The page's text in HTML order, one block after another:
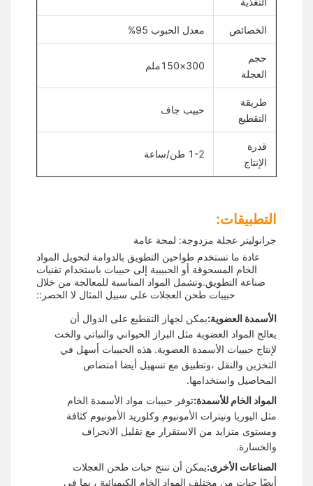
الخصائص معدل الحبوب 95%
العجلة
طريقة
التقطيع
حبيب جاف
التطبيقات:
جرانوليتر عجلة مزدوجة: لمحة عامة
عادة ما تستخدم طواحين التطويق بالدوامة لتحويل المواد
الخام المسحوقة أو الحبيبية إلى حبيبات باستخدام تقنيات
صناعة التطويق.وتشمل المواد المناسبة للمعالجة من خلال
حبيبات طحن العجلات على سبيل المثال لا الحصر::
الأسمدة العضوية:يمكن لجهاز التقطيع على الدوال أن
يعالج المواد العضوية مثل البراز الحيواني والنباتي والخث
لإنتاج حبيبات الأسمدة العضوية. هذه الحبيبات أسهل في
التخزين والنقل ،وتطبيق مع تسهيل أيضا امتصاص
المحاصيل واستخدامها.
المواد الخام للأسمدة:توفر حبيبات مواد الأسمدة الخام
مثل اليوريا ونيترات الأمونيوم وكلوريد الأمونيوم كثافة
ومستوى متزايد من الاستقرار مع تقليل الانجراف
والخسارة.
الصناعات الأخرى:يمكن أن تنتج حبات طحن العجلات
أيضًا حبات من مختلف المواد الخام الكيميائية ، بما في